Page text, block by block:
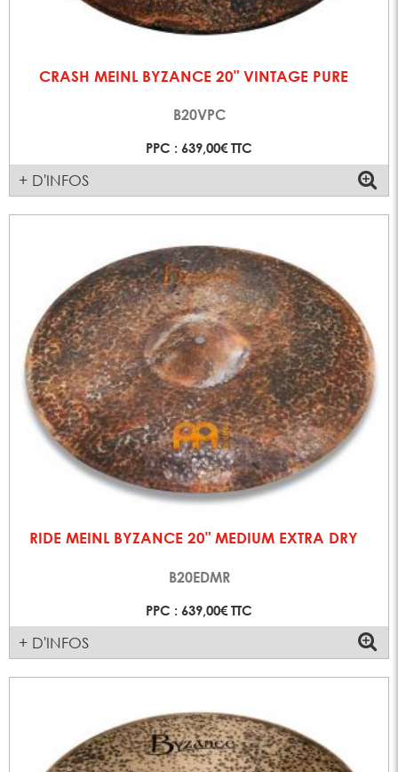
CRASH MEINL BYZANCE 20" VINTAGE PURE
B20VPC
PPC : 639,00€ TTC
+ D'INFOS
RIDE MEINL BYZANCE 20" MEDIUM EXTRA DRY
B20EDMR
PPC : 639,00€ TTC
+ D'INFOS